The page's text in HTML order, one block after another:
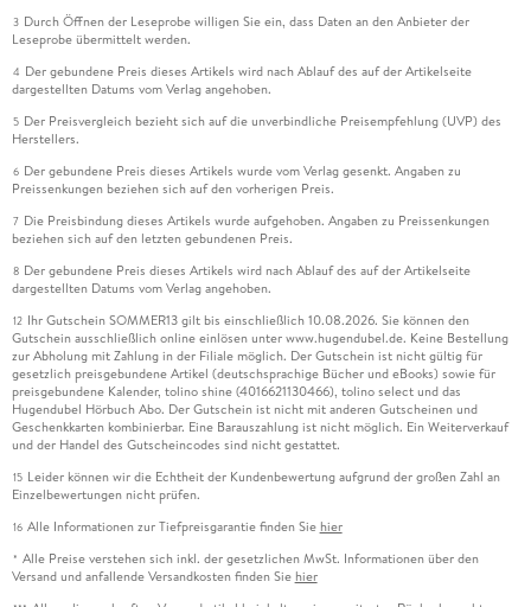
3 Durch Öffnen der Leseprobe willigen Sie ein, dass Daten an den Anbieter der
Leseprobe übermittelt werden.
4 Der gebundene Preis dieses Artikels wird nach Ablauf des auf der Artikelseite
dargestellten Datums vom Verlag angehoben.
5 Der Preisvergleich bezieht sich auf die unverbindliche Preisempfehlung (UVP) des
Herstellers.
6 Der gebundene Preis dieses Artikels wurde vom Verlag gesenkt. Angaben zu
Preissenkungen beziehen sich auf den vorherigen Preis.
7 Die Preisbindung dieses Artikels wurde aufgehoben. Angaben zu Preissenkungen
beziehen sich auf den letzten gebundenen Preis.
8 Der gebundene Preis dieses Artikels wird nach Ablauf des auf der Artikelseite
dargestellten Datums vom Verlag angehoben.
12 Ihr Gutschein SOMMER13 gilt bis einschließlich 10.08.2026. Sie können den
Gutschein ausschließlich online einlösen unter www.hugendubel.de. Keine Bestellung
zur Abholung mit Zahlung in der Filiale möglich. Der Gutschein ist nicht gültig für
gesetzlich preisgebundene Artikel (deutschsprachige Bücher und eBooks) sowie für
preisgebundene Kalender, tolino shine (4016621130466), tolino select und das
Hugendubel Hörbuch Abo. Der Gutschein ist nicht mit anderen Gutscheinen und
Geschenkkarten kombinierbar. Eine Barauszahlung ist nicht möglich. Ein Weiterverkauf
und der Handel des Gutscheincodes sind nicht gestattet.
15 Leider können wir die Echtheit der Kundenbewertung aufgrund der großen Zahl an
Einzelbewertungen nicht prüfen.
16 Alle Informationen zur Tiefpreisgarantie finden Sie hier
* Alle Preise verstehen sich inkl. der gesetzlichen MwSt. Informationen über den
Versand und anfallende Versandkosten finden Sie hier